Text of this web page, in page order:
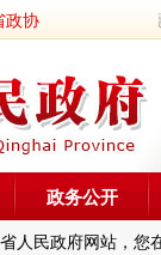
政协
人民政府网站，您
政务公开